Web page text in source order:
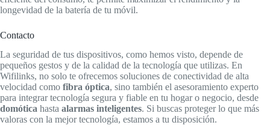
longevidad de la batería de tu móvil.
Contacto
La seguridad de tus dispositivos, como hemos visto, depende de
pequeños gestos y de la calidad de la tecnología que utilizas. En
Wifilinks, no solo te ofrecemos soluciones de conectividad de alta
velocidad como fibra óptica, sino también el asesoramiento experto
para integrar tecnología segura y fiable en tu hogar o negocio, desde
domótica hasta alarmas inteligentes. Si buscas proteger lo que más
valoras con la mejor tecnología, estamos a tu disposición.